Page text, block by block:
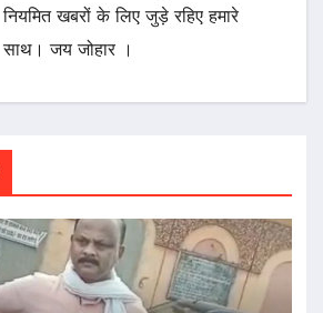
नियमित खबरों के लिए जुड़े रहिए हमारे
साथ। जय जोहार ।